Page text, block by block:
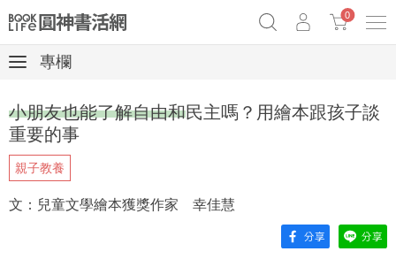
Netflix話題章魚小說！
0
專欄
小朋友也能了解自由和民主嗎？用繪本跟孩子談
重要的事
親子教養
文：兒童文學繪本獲獎作家 幸佳慧